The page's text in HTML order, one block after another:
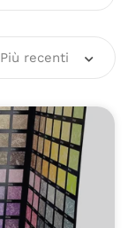
Più recenti